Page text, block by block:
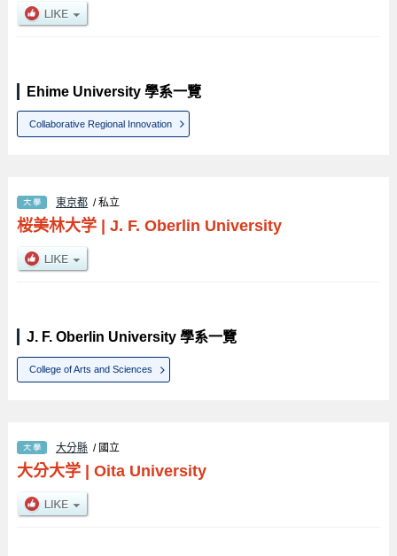
Ehime University 學系一覽
Collaborative Regional Innovation
東京都 / 私立
桜美林大学| J. F. Oberlin University
J. F. Oberlin University 學系一覽
College of Arts and Sciences
大分縣 / 國立
大分大学| Oita University